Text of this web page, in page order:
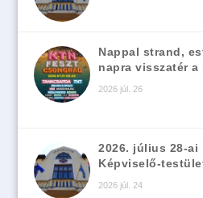
Nappal strand,
napra visszatér a
2026 júl. 26
2026. július 28-ai
Képviselő-
2026 júl. 24